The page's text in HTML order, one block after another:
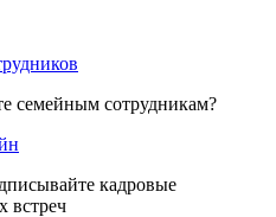
семейным сотрудникам?
кадровые
встреч